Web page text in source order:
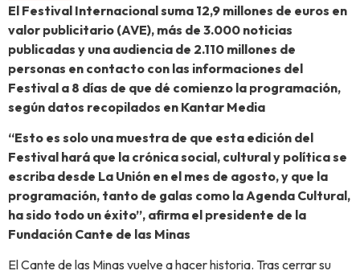
El Festival Internacional suma 12,9 millones de euros en
valor publicitario (AVE), más de 3.000 noticias
publicadas y una audiencia de 2.110 millones de
personas en contacto con las informaciones del
Festival a 8 días de que dé comienzo la programación,
según datos recopilados en Kantar Media
“Esto es solo una muestra de que esta edición del
Festival hará que la crónica social, cultural y política se
escriba desde La Unión en el mes de agosto, y que la
programación, tanto de galas como la Agenda Cultural,
ha sido todo un éxito”, afirma el presidente de la
Fundación Cante de las Minas
El Cante de las Minas vuelve a hacer historia. Tras cerrar su